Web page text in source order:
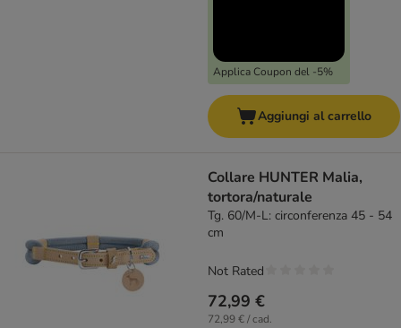
Applica Coupon del -5%
Aggiungi al carrello
Collare HUNTER Malia,
tortora/naturale
Tg. 60/M-L: circonferenza 45 - 54
cm
72,99 €
72,99 € / cad.
Not Rated